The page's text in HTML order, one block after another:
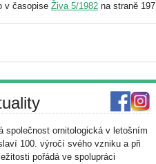
v časopise Živa 5/1982 na straně 197
společnost ornitologická v letošním
100. výročí svého vzniku a při
pořádá ve spolupráci